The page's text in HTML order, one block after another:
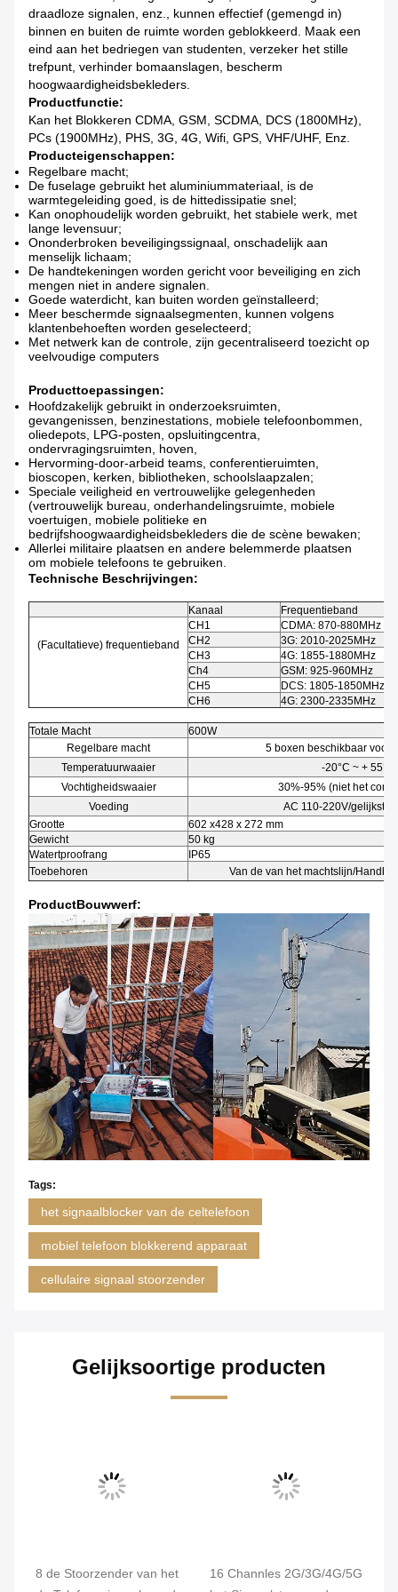
draadloze signalen, enz., kunnen effectief (gemengd in)
binnen en buiten de ruimte worden geblokkeerd. Maak een
eind aan het bedriegen van studenten, verzeker het stille
trefpunt, verhinder bomaanslagen, bescherm
hoogwaardigheidsbekleders.
Productfunctie:
Kan het Blokkeren CDMA, GSM, SCDMA, DCS (1800MHz),
PCs (1900MHz), PHS, 3G, 4G, Wifi, GPS, VHF/UHF, Enz.
Producteigenschappen:
Regelbare macht;
De fuselage gebruikt het aluminiummateriaal, is de
warmtegeleiding goed, is de hittedissipatie snel;
Kan onophoudelijk worden gebruikt, het stabiele werk, met
lange levensuur;
Ononderbroken beveiligingssignaal, onschadelijk aan
menselijk lichaam;
De handtekeningen worden gericht voor beveiliging en zich
mengen niet in andere signalen.
Goede waterdicht, kan buiten worden geïnstalleerd;
Meer beschermde signaalsegmenten, kunnen volgens
klantenbehoeften worden geselecteerd;
Met netwerk kan de controle, zijn gecentraliseerd toezicht op
veelvoudige computers
Producttoepassingen:
Hoofdzakelijk gebruikt in onderzoeksruimten,
gevangenissen, benzinestations, mobiele telefoonbommen,
oliedepots, LPG-posten, opsluitingcentra,
ondervragingsruimten, hoven,
Hervorming-door-arbeid teams, conferentieruimten,
bioscopen, kerken, bibliotheken, schoolslaapzalen;
Speciale veiligheid en vertrouwelijke gelegenheden
(vertrouwelijk bureau, onderhandelingsruimte, mobiele
voertuigen, mobiele politieke en
bedrijfshoogwaardigheidsbekleders die de scène bewaken;
Allerlei militaire plaatsen en andere belemmerde plaatsen
om mobiele telefoons te gebruiken.
Technische Beschrijvingen:
Kanaal Frequentieband
(Facultatieve) frequentieband
CH1
CDMA: 870-880MHz
CH2
3G: 2010-2025MHz
CH3
4G: 1855-1880MHz
Ch4
GSM: 925-960MHz
CH5
DCS: 1805-1850MHz
CH6
4G: 2300-2335MHz
Totale Macht
600W
Regelbare macht
5 boxen beschikbaar voor
Temperatuurwaaier
-20°C ~ + 55°C
Vochtigheidswaaier
30%-95% (niet het
Voeding
AC 110-220V/
Grootte
602 x428 x 272 mm
Gewicht
50 kg
Watertproofrang
IP65
Toebehoren
Van de van het machtslijn/
ProductBouwwerf:
Tags:
het signaalblocker van de celtelefoon
mobiel telefoon blokkerend apparaat
cellulaire signaal stoorzender
Gelijksoortige producten
8 de Stoorzender van het
16 Channles 2G/3G/4G/5G